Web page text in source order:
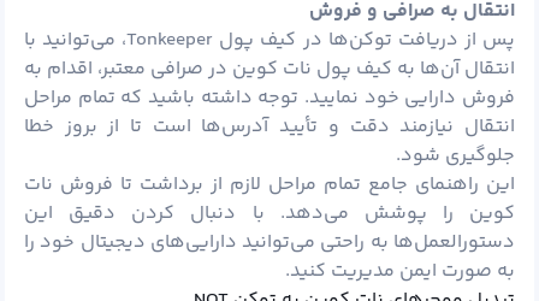
انتقال به صرافی و فروش
پس از دریافت توکن‌ها در کیف پول Tonkeeper، می‌توانید با
انتقال آن‌ها به کیف پول نات کوین در صرافی معتبر، اقدام به
فروش دارایی خود نمایید. توجه داشته باشید که تمام مراحل
انتقال نیازمند دقت و تأیید آدرس‌ها است تا از بروز خطا
جلوگیری شود.
این راهنمای جامع تمام مراحل لازم از برداشت تا فروش نات
کوین را پوشش می‌دهد. با دنبال کردن دقیق این
دستورالعمل‌ها به راحتی می‌توانید دارایی‌های دیجیتال خود را
به صورت ایمن مدیریت کنید.